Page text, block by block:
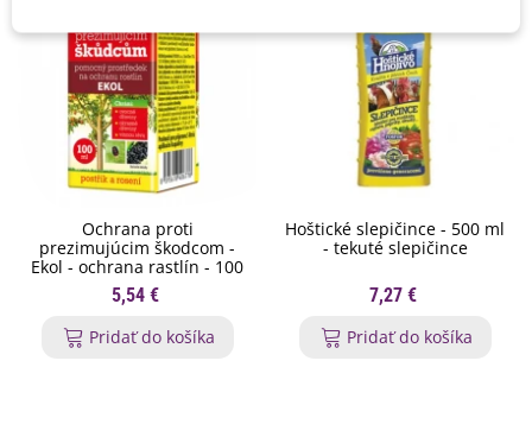
Ochrana proti
prezimujúcim škodcom -
Ekol - ochrana rastlín - 100
ml
5,54 €
Pridať do košíka
Hoštické slepičince - 500 ml
- tekuté slepičince
7,27 €
Pridať do košíka